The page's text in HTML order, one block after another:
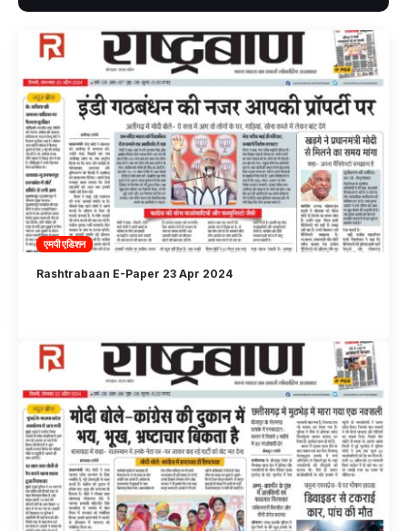
एमपी एडिशन
Rashtrabaan E-Paper 23 Apr 2024